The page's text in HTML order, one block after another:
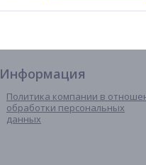
Информация
Политика компании в
обработки персональных
данных